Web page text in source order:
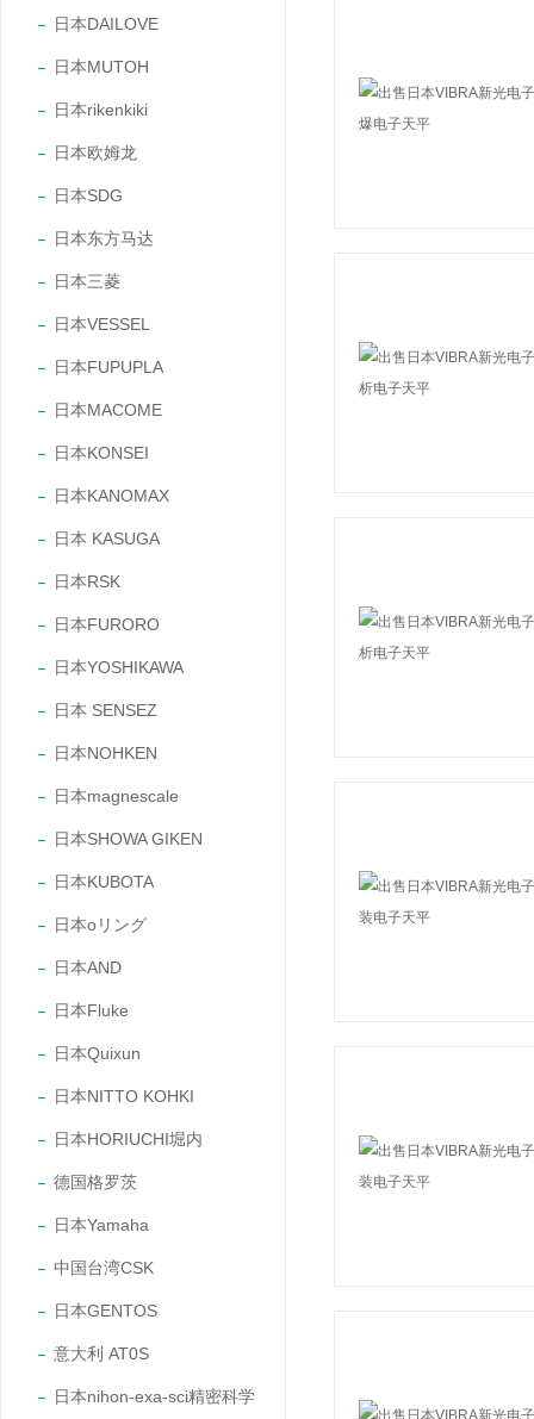
日本DAILOVE
日本MUTOH
日本rikenkiki
日本欧姆龙
日本SDG
日本东方马达
日本三菱
日本VESSEL
日本FUPUPLA
日本MACOME
日本KONSEI
日本KANOMAX
日本 KASUGA
日本RSK
日本FURORO
日本YOSHIKAWA
日本 SENSEZ
日本NOHKEN
日本magnescale
日本SHOWA GIKEN
日本KUBOTA
日本oリング
日本AND
日本Fluke
日本Quixun
日本NITTO KOHKI
日本HORIUCHI堀内
德国格罗茨
日本Yamaha
中国台湾CSK
日本GENTOS
意大利 AT0S
日本nihon-exa-sci精密科学